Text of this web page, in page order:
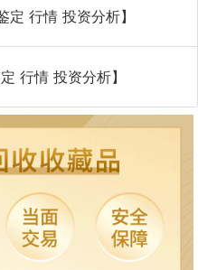
定 行情 投资分析】
行情 投资分析】